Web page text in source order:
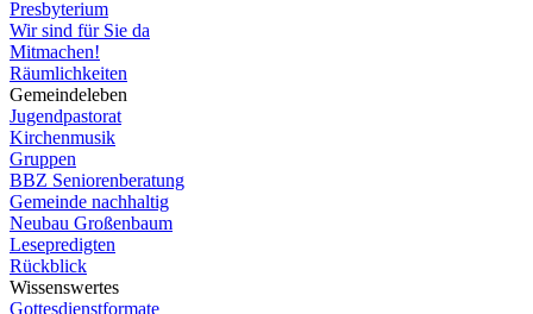
Presbyterium
Wir sind für Sie da
Mitmachen!
Räumlichkeiten
Gemeindeleben
Jugendpastorat
Kirchenmusik
Gruppen
BBZ Seniorenberatung
Gemeinde nachhaltig
Neubau Großenbaum
Lesepredigten
Rückblick
Wissenswertes
Gottesdienstformate